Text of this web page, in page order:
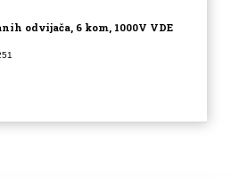
odvijača, 6 kom, 1000V VDE